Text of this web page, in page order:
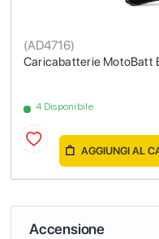
Caricabatterie MotoBatt
(AD4716)
4 Disponibile
AGGIUNGI AL
Accensione